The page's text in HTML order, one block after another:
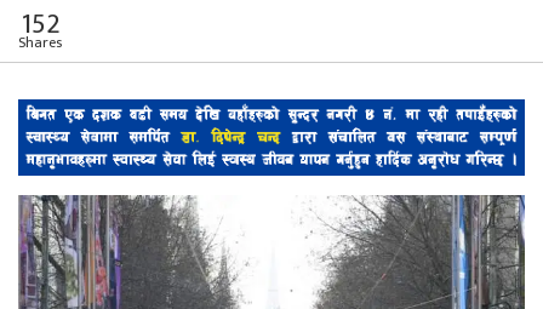
152
Shares